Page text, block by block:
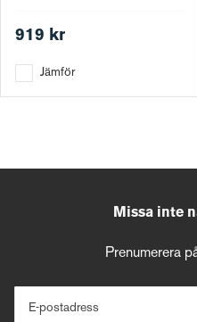
919 kr
Jämför
Missa inte
Prenumerera
E-postadress